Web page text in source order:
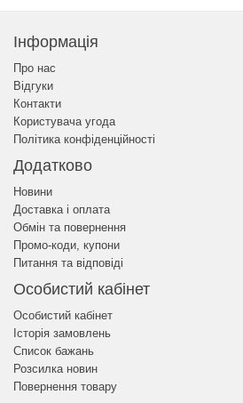
Інформація
Про нас
Відгуки
Контакти
Користувача угода
Політика конфіденційності
Додатково
Новини
Доставка і оплата
Обмін та повернення
Промо-коди, купони
Питання та відповіді
Особистий кабінет
Особистий кабінет
Історія замовлень
Список бажань
Розсилка новин
Повернення товару